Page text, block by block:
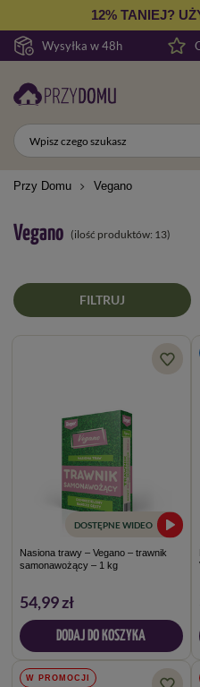
Wysyłka w 48h
12% TANIEJ?
Przy Domu Vegano
Vegano (ilość produktów: 13)
FILTRUJ
DOSTĘPNE WIDEO
Nasiona trawy – Vegano – trawnik
samonawożący – 1 kg
54,99 zł
DODAJ DO KOSZYKA
W PROMOCJI